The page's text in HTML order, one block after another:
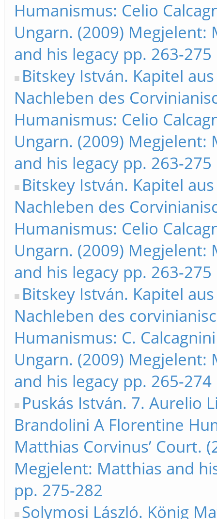
Humanismus: Celio
Ungarn. (2009) Megjelent:
and his legacy pp. 263-275
Bitskey István. Kapitel
Nachleben des
Humanismus: Celio
Ungarn. (2009) Megjelent:
and his legacy pp. 263-275
Bitskey István. Kapitel
Nachleben des
Humanismus: Celio
Ungarn. (2009) Megjelent:
and his legacy pp. 263-275
Bitskey István. Kapitel
Nachleben des
Humanismus: C.
Ungarn. (2009) Megjelent:
and his legacy pp. 265-274
Puskás István. 7. Aurelio
Brandolini A Florentine
Matthias Corvinus’ Court.
Megjelent: Matthias and
pp. 275-282
Solymosi László. König